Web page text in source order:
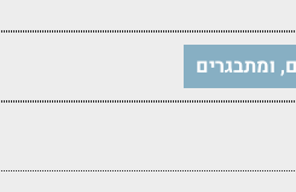
ומתבגרים